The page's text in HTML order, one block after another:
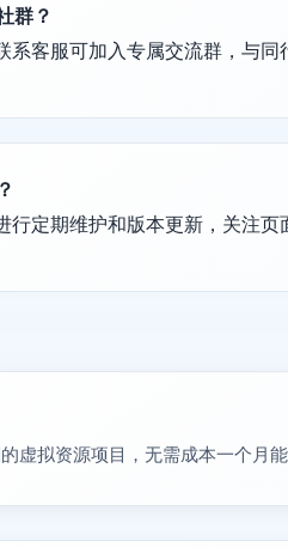
群？
客服可加入专属交流群，与同
定期维护和版本更新，关注页
虚拟资源项目，无需成本一个月